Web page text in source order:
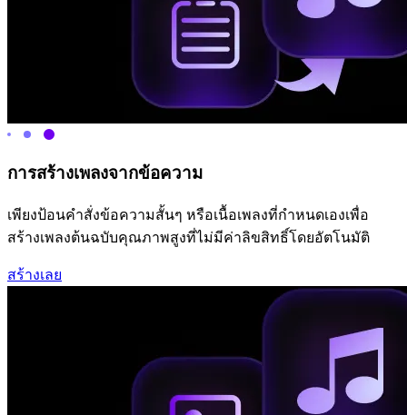
การสร้างเพลงจากข้อความ
เพียงป้อนคำสั่งข้อความสั้นๆ หรือเนื้อเพลงที่กำหนดเองเพื่อ
สร้างเพลงต้นฉบับคุณภาพสูงที่ไม่มีค่าลิขสิทธิ์โดยอัตโนมัติ
สร้างเลย